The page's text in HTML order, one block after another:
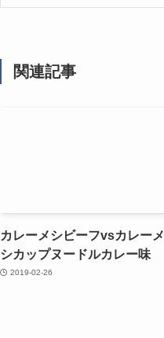
関連記事
カレーメシビーフvsカレーメ
シカップヌードルカレー味
2019-02-26